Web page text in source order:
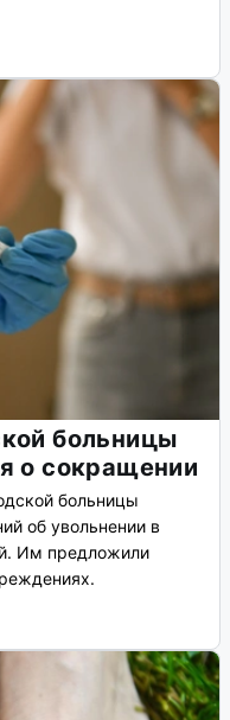
больницы
о сокращении
больницы
об увольнении в
Им предложили